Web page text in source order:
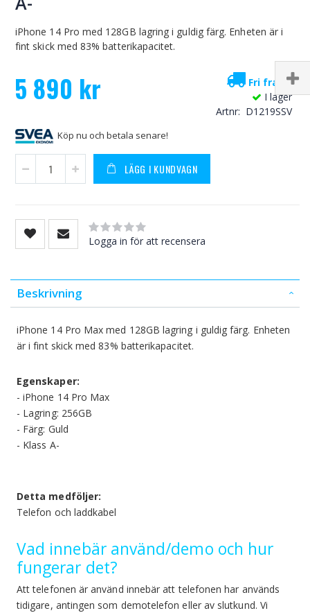
iPhone 14 Pro med 128GB lagring i guldig färg. Enheten är i
fint skick med 83% batterikapacitet.
5 890 kr
Fri frakt!
I lager
Artnr
D1219SSV
Köp nu och betala senare!
LÄGG I KUNDVAGN
Rating:
0% of100
Logga in för att recensera
Beskrivning
iPhone 14 Pro Max med 128GB lagring i guldig färg. Enheten
är i fint skick med 83% batterikapacitet.
Egenskaper:
- iPhone 14 Pro Max
- Lagring: 256GB
- Färg: Guld
- Klass A-
Detta medföljer:
Telefon och laddkabel
Vad innebär använd/demo och hur
fungerar det?
Att telefonen är använd innebär att telefonen har används
tidigare, antingen som demotelefon eller av slutkund. Vi